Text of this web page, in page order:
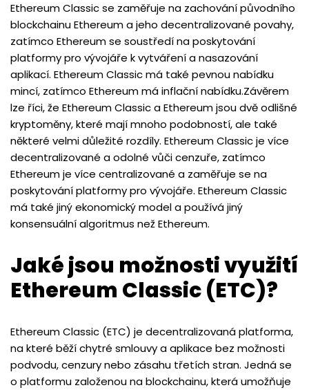
Ethereum Classic se zaměřuje na zachování původního
blockchainu Ethereum a jeho decentralizované povahy,
zatímco Ethereum se soustředí na poskytování
platformy pro vývojáře k vytváření a nasazování
aplikací. Ethereum Classic má také pevnou nabídku
mincí, zatímco Ethereum má inflační nabídku.Závěrem
lze říci, že Ethereum Classic a Ethereum jsou dvě odlišné
kryptoměny, které mají mnoho podobností, ale také
některé velmi důležité rozdíly. Ethereum Classic je více
decentralizované a odolné vůči cenzuře, zatímco
Ethereum je více centralizované a zaměřuje se na
poskytování platformy pro vývojáře. Ethereum Classic
má také jiný ekonomický model a používá jiný
konsensuální algoritmus než Ethereum.
Jaké jsou možnosti využití
Ethereum Classic (ETC)?
Ethereum Classic (ETC) je decentralizovaná platforma,
na které běží chytré smlouvy a aplikace bez možnosti
podvodu, cenzury nebo zásahu třetích stran. Jedná se
o platformu založenou na blockchainu, která umožňuje